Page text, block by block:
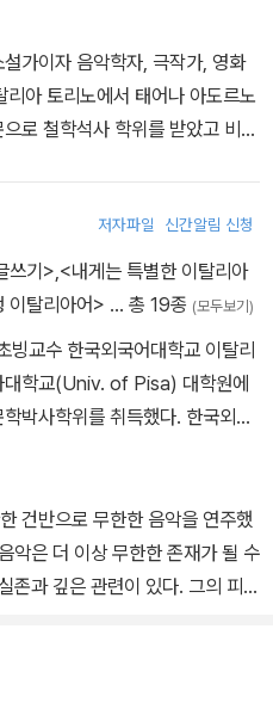
노베첸토의 연주와 음악은 그
악을 의미하는 것인지도 모릅니
로도 영원히 궁금할 수밖에 없는
가이자 음악학자, 극작가, 영화
아 토리노에서 태어나 아도르노
로 철학석사 학위를 받았고 비슷
문화시평가로 활동했으며 철학적
음악 에세이를 발표하여 신선한
《분노의 성》이 캄피엘로상 결
밀란 쿤데라, 움베르토 에코 등
장 사랑하는 세계 작가로 발돋움
스 바다》로 비아레조상과 팔라
악 프로그램과 문학 프로그램 진
자들이 그가 소개한 책을 구하려
스코니 집권 후 방송계를 떠나기
소설 《비단》을 출간, 극장에서
. 1999년 발표한 네 번째 소설
저자파일 신간알림 신청
쓰기> <내게는 특별한 이탈리아
이탈리아어> … 총 19종 (모두보기)
학교 이탈리
대학교(Univ. of Pisa) 대학원에
학위를 취득했다. 한국외국
아어를 부탁해』(2022)와 역서
』(2020), 『불만의 집』(2021)
건반으로 무한한 음악을 연주했
악은 더 이상 무한한 존재가 될 수
존과 깊은 관련이 있다. 그의 피아
가 살아보지 못한 삶을 살게 해준
고 맡지 못한 향과 냄새를 맡는